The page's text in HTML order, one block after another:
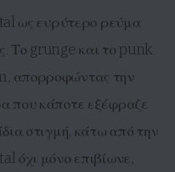
ως ευρύτερο ρεύμα
Το grunge και το punk
απορροφώντας την
που κάποτε εξέφραζε
στιγμή, κάτω από την
όχι μόνο επιβίωνε,